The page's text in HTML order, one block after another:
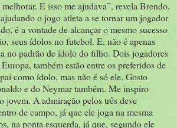
E isso me ajudava”, revela Brendo.
o jogo atleta a se tornar um jogador
é a vontade de alcançar o mesmo sucesso
seus ídolos no futebol. E, não é apenas
no padrão de ídolo do filho. Dois jogadores
também estão entre os preferidos de
como ídolo, mas não é só ele. Gosto
e do Neymar também. Me inspiro
jovem. A admiração pelos três deve
de campo, já que ele joga na mesma
na ponta esquerda, já que, segundo ele